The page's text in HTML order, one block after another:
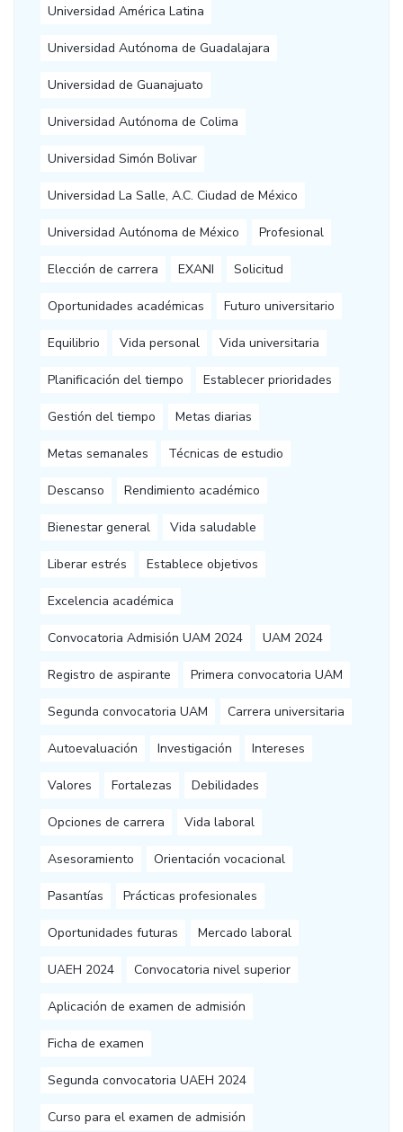
Universidad América Latina
Universidad Autónoma de Guadalajara
Universidad de Guanajuato
Universidad Autónoma de Colima
Universidad Simón Bolivar
Universidad La Salle, A.C. Ciudad de México
Universidad Autónoma de México Profesional
Elección de carrera EXANI Solicitud
Oportunidades académicas Futuro universitario
Equilibrio Vida personal Vida universitaria
Planificación del tiempo Establecer prioridades
Gestión del tiempo Metas diarias
Metas semanales Técnicas de estudio
Descanso Rendimiento académico
Bienestar general Vida saludable
Liberar estrés Establece objetivos
Excelencia académica
Convocatoria Admisión UAM 2024 UAM 2024
Registro de aspirante Primera convocatoria UAM
Segunda convocatoria UAM Carrera universitaria
Autoevaluación Investigación Intereses
Valores Fortalezas Debilidades
Opciones de carrera Vida laboral
Asesoramiento Orientación vocacional
Pasantías Prácticas profesionales
Oportunidades futuras Mercado laboral
UAEH 2024 Convocatoria nivel superior
Aplicación de examen de admisión
Ficha de examen
Segunda convocatoria UAEH 2024
Curso para el examen de admisión